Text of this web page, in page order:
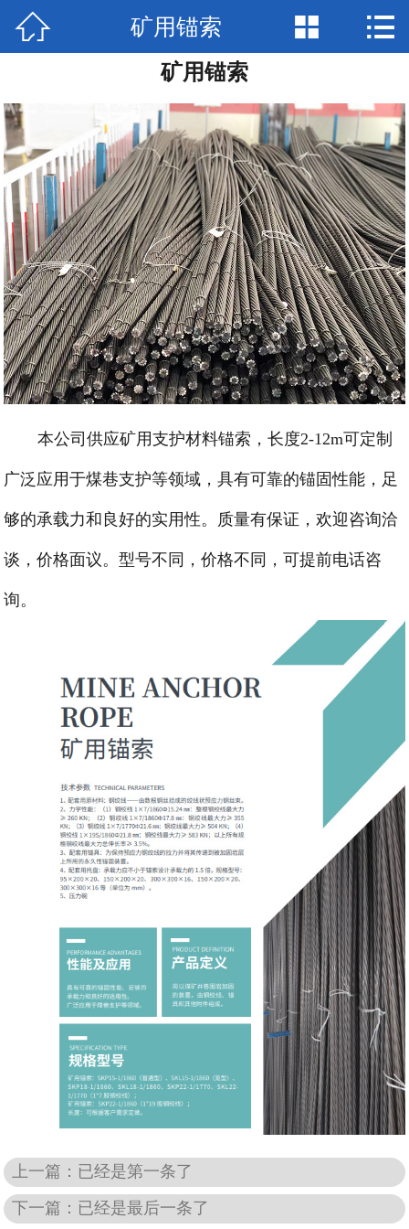
网站首页
产品中心
新闻资讯
生产设备
工程案例
视频展示
联系我们
 矿用锚索  
矿用锚索
本公司供应矿用支护材料锚索，长度2-12m可定制
广泛应用于煤巷支护等领域，具有可靠的锚固性能，足
够的承载力和良好的实用性。质量有保证，欢迎咨询洽
谈，价格面议。型号不同，价格不同，可提前电话咨
询。
上一篇：已经是第一条了
下一篇：已经是最后一条了